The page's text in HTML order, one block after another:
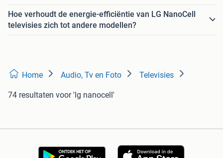
Hoe verhoudt de energie-efficiëntie van LG NanoCell
televisies zich tot andere modellen?
Home Audio, Tv en Foto Televisies
74 resultaten voor 'lg nanocell'